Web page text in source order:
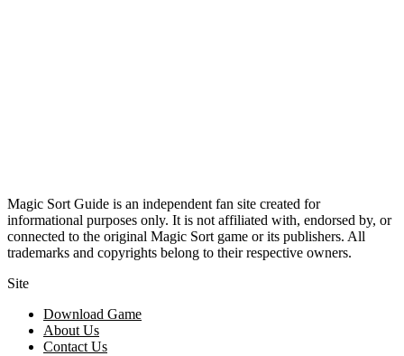
Magic Sort Guide is an independent fan site created for
informational purposes only. It is not affiliated with, endorsed by, or
connected to the original Magic Sort game or its publishers. All
trademarks and copyrights belong to their respective owners.
Site
Download Game
About Us
Contact Us